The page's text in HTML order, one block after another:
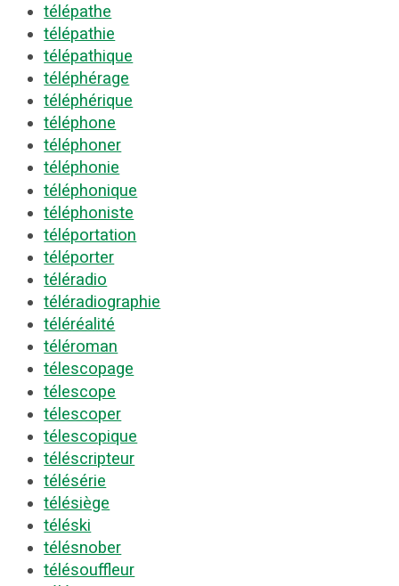
télépathe
télépathie
télépathique
téléphérage
téléphérique
téléphone
téléphoner
téléphonie
téléphonique
téléphoniste
téléportation
téléporter
téléradio
téléradiographie
téléréalité
téléroman
télescopage
télescope
télescoper
télescopique
téléscripteur
télésérie
télésiège
téléski
télésnober
télésouffleur